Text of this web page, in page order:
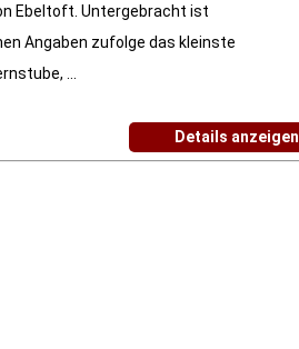
Ebeltoft. Untergebracht ist
Angaben zufolge das kleinste
...
Details anzeigen